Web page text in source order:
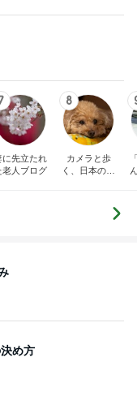
に先立たれ
老人ブログ
8
カメラと歩
く、日本の風
め方